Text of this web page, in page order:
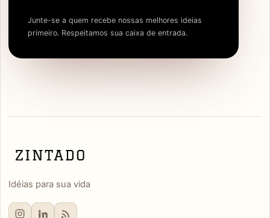
Junte-se a quem recebe nossas melhores ideias
primeiro. Respeitamos sua caixa de entrada.
Idéias para sua vida